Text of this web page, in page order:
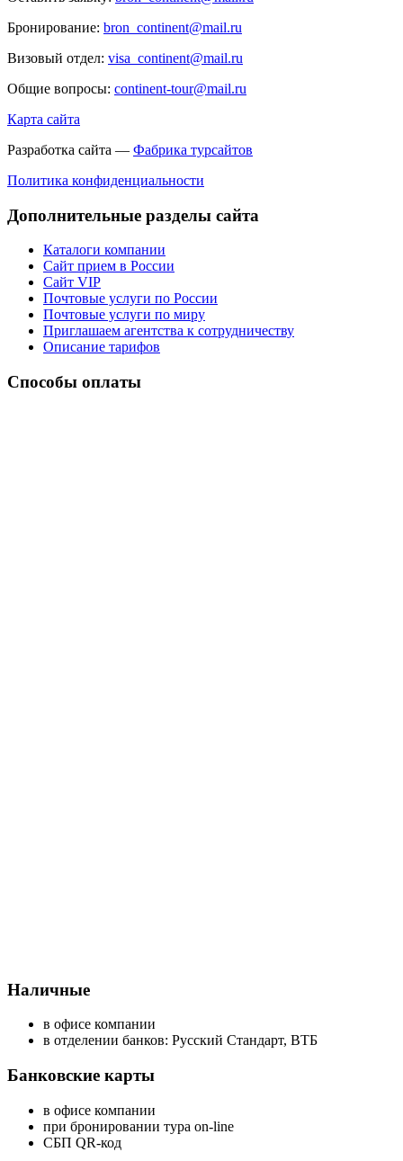
Бронирование: bron_continent@mail.ru
Визовый отдел: visa_continent@mail.ru
Общие вопросы: continent-tour@mail.ru
Карта сайта
Разработка сайта — Фабрика турсайтов
Политика конфиденциальности
Дополнительные разделы сайта
Каталоги компании
Сайт прием в России
Сайт VIP
Почтовые услуги по России
Почтовые услуги по миру
Приглашаем агентства к сотрудничеству
Описание тарифов
Способы оплаты
Наличные
в офисе компании
в отделении банков: Русский Стандарт, ВТБ
Банковские карты
в офисе компании
при бронировании тура on-line
СБП QR-код